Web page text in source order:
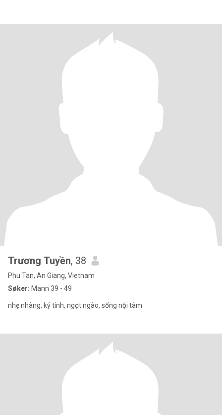
Trương Tuyền, 38
Phu Tan, An Giang, Vietnam
Søker: Mann 39 - 49
nhẹ nhàng, kỷ tính, ngọt ngào, sống nội tâm